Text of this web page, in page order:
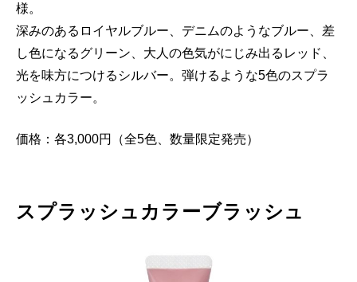
様。
深みのあるロイヤルブルー、デニムのようなブルー、差
し色になるグリーン、大人の色気がにじみ出るレッド、
光を味方につけるシルバー。弾けるような5色のスプラ
ッシュカラー。
価格：各3,000円（全5色、数量限定発売）
スプラッシュカラーブラッシュ